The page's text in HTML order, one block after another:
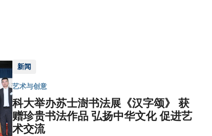
新闻
艺术与创意
科大举办苏士澍书法展《汉字颂》 获
赠珍贵书法作品 弘扬中华文化 促进艺
术交流